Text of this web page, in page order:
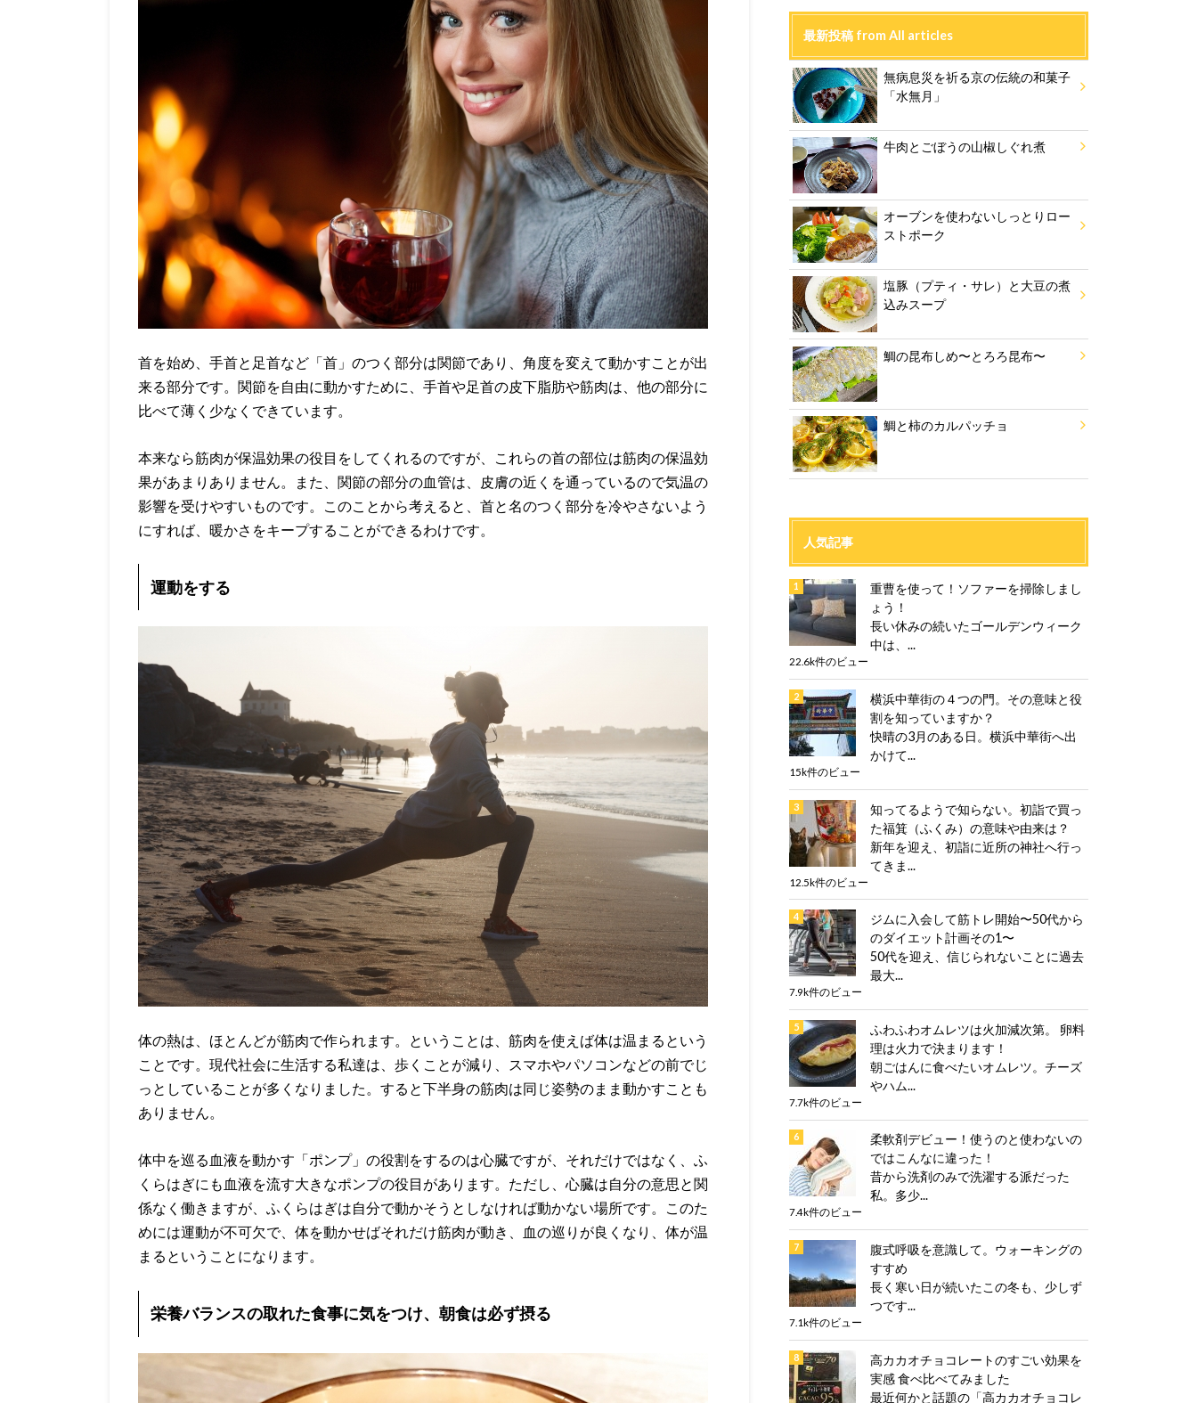
首を始め、手首と足首など「首」のつく部分は関節であり、角度を変えて動かすことが出
来る部分です。関節を自由に動かすために、手首や足首の皮下脂肪や筋肉は、他の部分に
比べて薄く少なくできています。
本来なら筋肉が保温効果の役目をしてくれるのですが、これらの首の部位は筋肉の保温効
果があまりありません。また、関節の部分の血管は、皮膚の近くを通っているので気温の
影響を受けやすいものです。このことから考えると、首と名のつく部分を冷やさないよう
にすれば、暖かさをキープすることができるわけです。
運動をする
体の熱は、ほとんどが筋肉で作られます。ということは、筋肉を使えば体は温まるという
ことです。現代社会に生活する私達は、歩くことが減り、スマホやパソコンなどの前でじ
っとしていることが多くなりました。すると下半身の筋肉は同じ姿勢のまま動かすことも
ありません。
体中を巡る血液を動かす「ポンプ」の役割をするのは心臓ですが、それだけではなく、ふ
くらはぎにも血液を流す大きなポンプの役目があります。ただし、心臓は自分の意思と関
係なく働きますが、ふくらはぎは自分で動かそうとしなければ動かない場所です。このた
めには運動が不可欠で、体を動かせばそれだけ筋肉が動き、血の巡りが良くなり、体が温
まるということになります。
栄養バランスの取れた食事に気をつけ、朝食は必ず摂る
最新投稿 from All articles
無病息災を祈る京の伝統の和菓子
「水無月」
牛肉とごぼうの山椒しぐれ煮
オーブンを使わないしっとりロー
ストポーク
塩豚（プティ・サレ）と大豆の煮
込みスープ
鯛の昆布しめ〜とろろ昆布〜
鯛と柿のカルパッチョ
人気記事
重曹を使って！ソファーを掃除しまし
ょう！
長い休みの続いたゴールデンウィーク
中は、...
22.6k件のビュー
横浜中華街の４つの門。その意味と役
割を知っていますか？
快晴の3月のある日。横浜中華街へ出
かけて...
15k件のビュー
知ってるようで知らない。初詣で買っ
た福箕（ふくみ）の意味や由来は？
新年を迎え、初詣に近所の神社へ行っ
てきま...
12.5k件のビュー
ジムに入会して筋トレ開始〜50代から
のダイエット計画その1〜
50代を迎え、信じられないことに過去
最大...
7.9k件のビュー
ふわふわオムレツは火加減次第。 卵料
理は火力で決まります！
朝ごはんに食べたいオムレツ。チーズ
やハム...
7.7k件のビュー
柔軟剤デビュー！使うのと使わないの
ではこんなに違った！
昔から洗剤のみで洗濯する派だった
私。多少...
7.4k件のビュー
腹式呼吸を意識して。ウォーキングの
すすめ
長く寒い日が続いたこの冬も、少しず
つです...
7.1k件のビュー
高カカオチョコレートのすごい効果を
実感 食べ比べてみました
最近何かと話題の「高カカオチョコレ